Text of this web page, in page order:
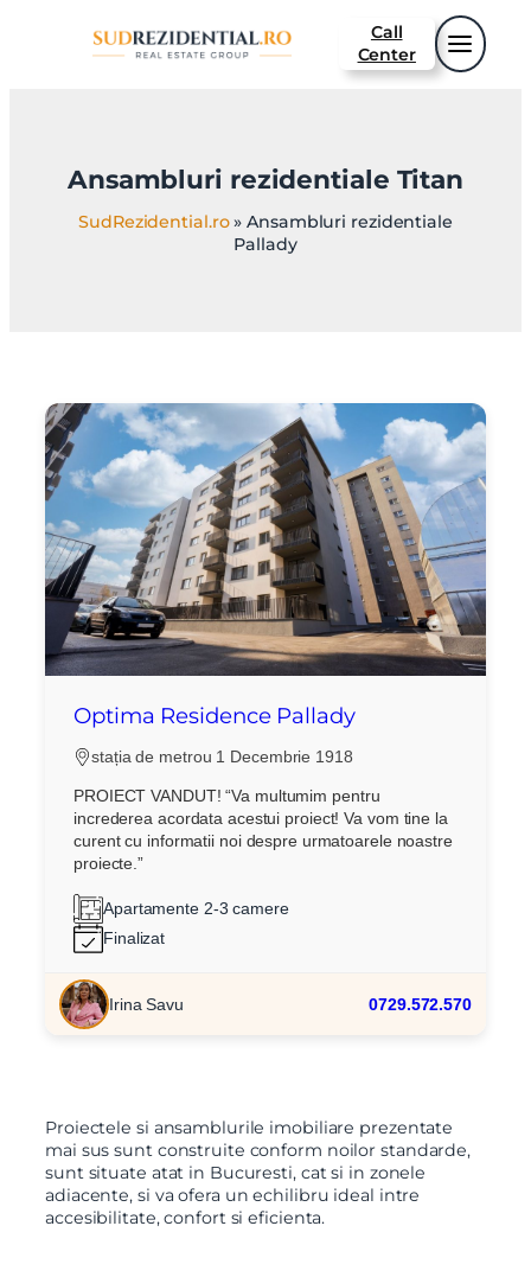
Call
Center
Ansambluri rezidentiale Titan
SudRezidential.ro»Ansambluri rezidentiale
Pallady
Optima Residence Pallady
stația de metrou 1 Decembrie 1918
PROIECT VANDUT! “Va multumim pentru
increderea acordata acestui proiect! Va vom tine la
curent cu informatii noi despre urmatoarele noastre
proiecte.”
Apartamente 2-3 camere
Finalizat
Irina Savu 0729.572.570
Proiectele si ansamblurile imobiliare prezentate
mai sus sunt construite conform noilor standarde,
sunt situate atat in Bucuresti, cat si in zonele
adiacente, si va ofera un echilibru ideal intre
accesibilitate, confort si eficienta.